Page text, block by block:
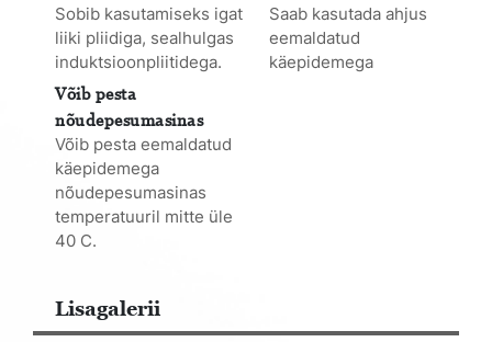
Sobib kasutamiseks igat
liiki pliidiga, sealhulgas
induktsioonpliitidega.
Saab kasutada ahjus
eemaldatud
käepidemega
Võib pesta
nõudepesumasinas
Võib pesta eemaldatud
käepidemega
nõudepesumasinas
temperatuuril mitte üle
40 C.
Lisagalerii